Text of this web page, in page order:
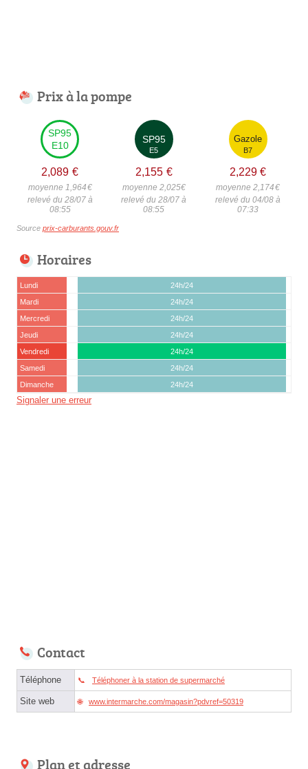
Prix à la pompe
SP95
E10
2,089 €
moyenne 1,964€
relevé du 28/07 à
08:55
SP95
E5
2,155 €
moyenne 2,025€
relevé du 28/07 à
08:55
Gazole
B7
2,229 €
moyenne 2,174€
relevé du 04/08 à
07:33
Source prix-carburants.gouv.fr
Horaires
Lundi
24h/24
Mardi
24h/24
Mercredi
24h/24
Jeudi
24h/24
Vendredi
24h/24
Samedi
24h/24
Dimanche
24h/24
Signaler une erreur
Contact
Téléphone Téléphoner à la station de supermarché
Site web www.intermarche.com/magasin?pdvref=50319
Plan et adresse